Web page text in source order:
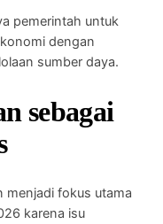
pemerintah untuk
dengan
sumber daya.
sebagai
menjadi fokus utama
karena isu